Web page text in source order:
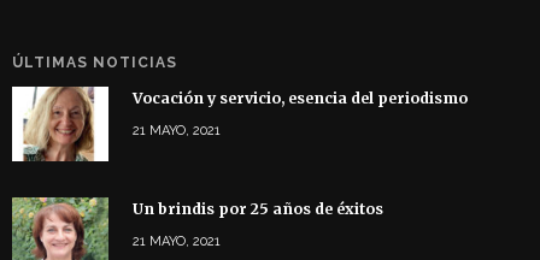
ÚLTIMAS NOTICIAS
Vocación y servicio, esencia del periodismo
21 MAYO, 2021
Un brindis por 25 años de éxitos
21 MAYO, 2021